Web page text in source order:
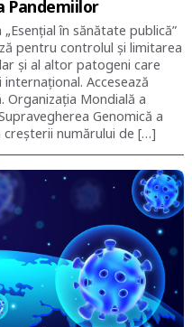
Pandemiilor
în sănătate publică”
pentru controlul și limitarea
și al altor patogeni care
Accesează
Organizația Mondială a
Genomică a
creșterii numărului de […]